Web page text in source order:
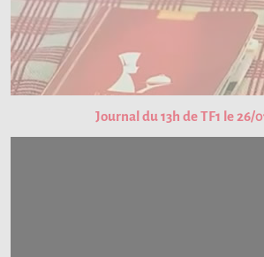
Journal du 13h de TF1 le 26/